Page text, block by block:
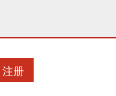
注册